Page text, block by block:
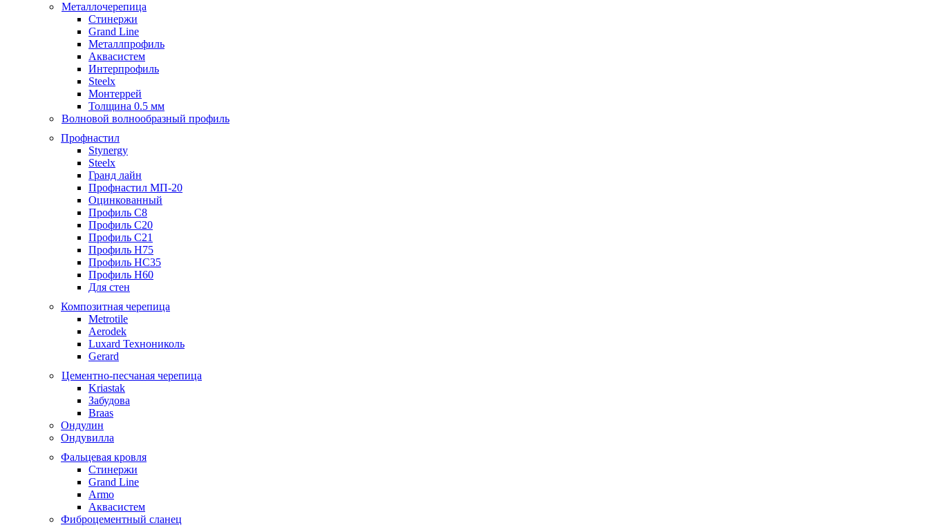
Металлочерепица
Стинержи
Grand Line
Металлпрофиль
Аквасистем
Интерпрофиль
Steelx
Монтеррей
Толщина 0.5 мм
Волновой волнообразный профиль
Профнастил
Stynergy
Steelx
Гранд лайн
Профнастил МП-20
Оцинкованный
Профиль С8
Профиль С20
Профиль С21
Профиль Н75
Профиль НС35
Профиль Н60
Для стен
Композитная черепица
Metrotile
Aerodek
Luxard Технониколь
Gerard
Цементно-песчаная черепица
Kriastak
Забудова
Braas
Ондулин
Ондувилла
Фальцевая кровля
Стинержи
Grand Line
Armo
Аквасистем
Фиброцементный сланец